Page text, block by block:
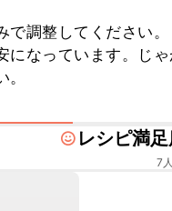
で調整してください。
になっています。じ
レシピ満
7